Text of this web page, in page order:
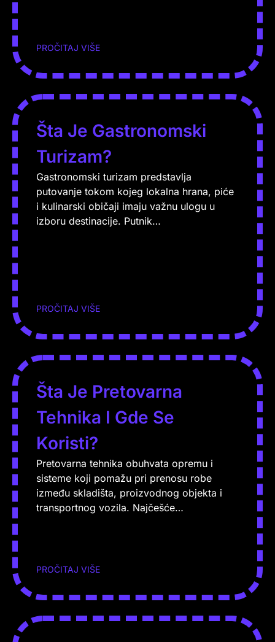
PROČITAJ VIŠE
Šta Je Gastronomski
Turizam?
Gastronomski turizam predstavlja
putovanje tokom kojeg lokalna hrana, piće
i kulinarski običaji imaju važnu ulogu u
izboru destinacije. Putnik…
PROČITAJ VIŠE
Šta Je Pretovarna
Tehnika I Gde Se
Koristi?
Pretovarna tehnika obuhvata opremu i
sisteme koji pomažu pri prenosu robe
između skladišta, proizvodnog objekta i
transportnog vozila. Najčešće…
PROČITAJ VIŠE